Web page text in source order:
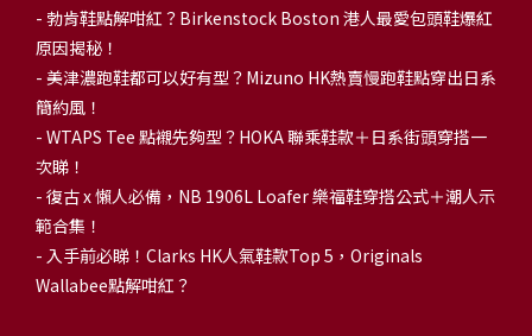
- 勃肯鞋點解咁紅？Birkenstock Boston 港人最愛包頭鞋爆紅
原因揭秘！
- 美津濃跑鞋都可以好有型？Mizuno HK熱賣慢跑鞋點穿出日系
簡約風！
- WTAPS Tee 點襯先夠型？HOKA 聯乘鞋款＋日系街頭穿搭一
次睇！
- 復古 x 懶人必備，NB 1906L Loafer 樂福鞋穿搭公式＋潮人示
範合集！
- 入手前必睇！Clarks HK人氣鞋款Top 5，Originals
Wallabee點解咁紅？